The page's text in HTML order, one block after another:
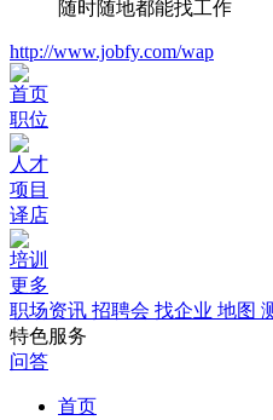
随时随地都能找工作
http://www.jobfy.com/wap
首页
职位
人才
项目
译店
培训
更多
职场资讯 招聘会 找企业 地图
特色服务
问答
首页